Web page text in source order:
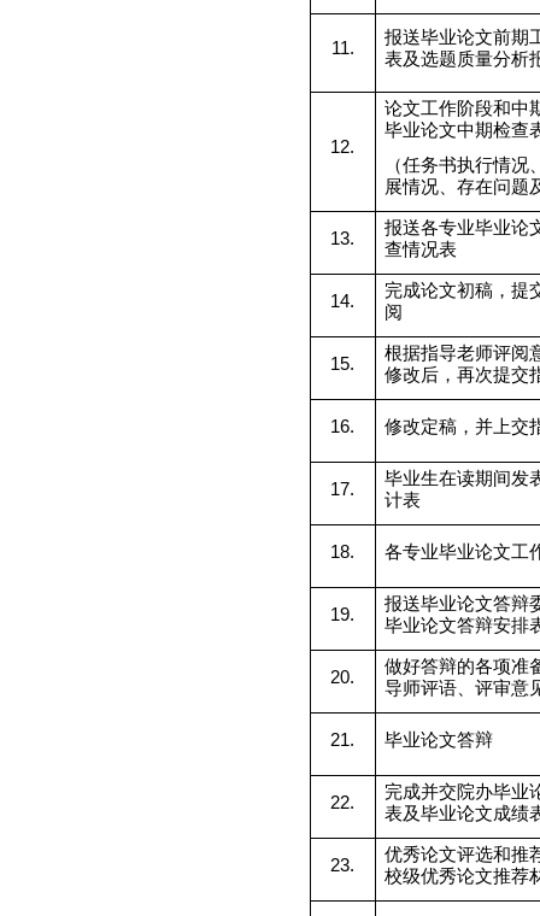
11.
报送毕业论文前期
表及选题质量分析
12.
论文工作阶段和中
毕业论文中期检查
（任务书执行情况
展情况、存在问题
13.
报送各专业毕业论
查情况表
14.
完成论文初稿，提
阅
15.
根据指导老师评阅
修改后，再次提交
16. 修改定稿，并上交
17.
毕业生在读期间发
计表
18. 各专业毕业论文工
19.
报送毕业论文答辩
毕业论文答辩安排
20.
做好答辩的各项准
导师评语、评审意
21. 毕业论文答辩
22.
完成并交院办毕业
表及毕业论文成绩
23.
优秀论文评选和推
校级优秀论文推荐